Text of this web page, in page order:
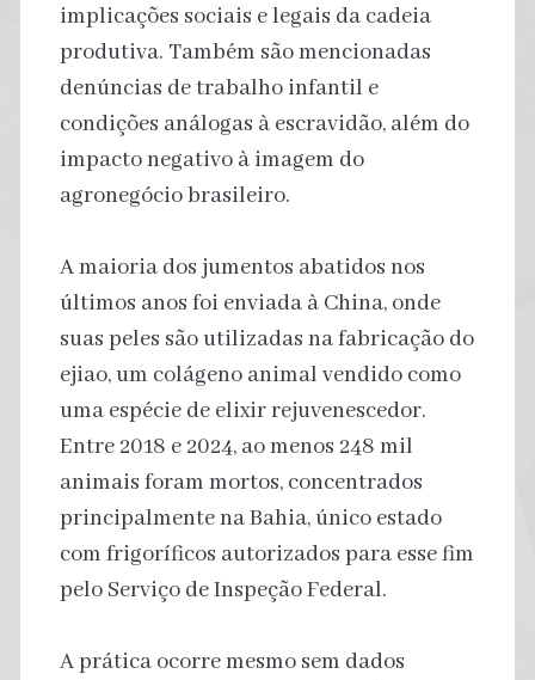
implicações sociais e legais da cadeia
produtiva. Também são mencionadas
denúncias de trabalho infantil e
condições análogas à escravidão, além do
impacto negativo à imagem do
agronegócio brasileiro.
A maioria dos jumentos abatidos nos
últimos anos foi enviada à China, onde
suas peles são utilizadas na fabricação do
ejiao, um colágeno animal vendido como
uma espécie de elixir rejuvenescedor.
Entre 2018 e 2024, ao menos 248 mil
animais foram mortos, concentrados
principalmente na Bahia, único estado
com frigoríficos autorizados para esse fim
pelo Serviço de Inspeção Federal.
A prática ocorre mesmo sem dados